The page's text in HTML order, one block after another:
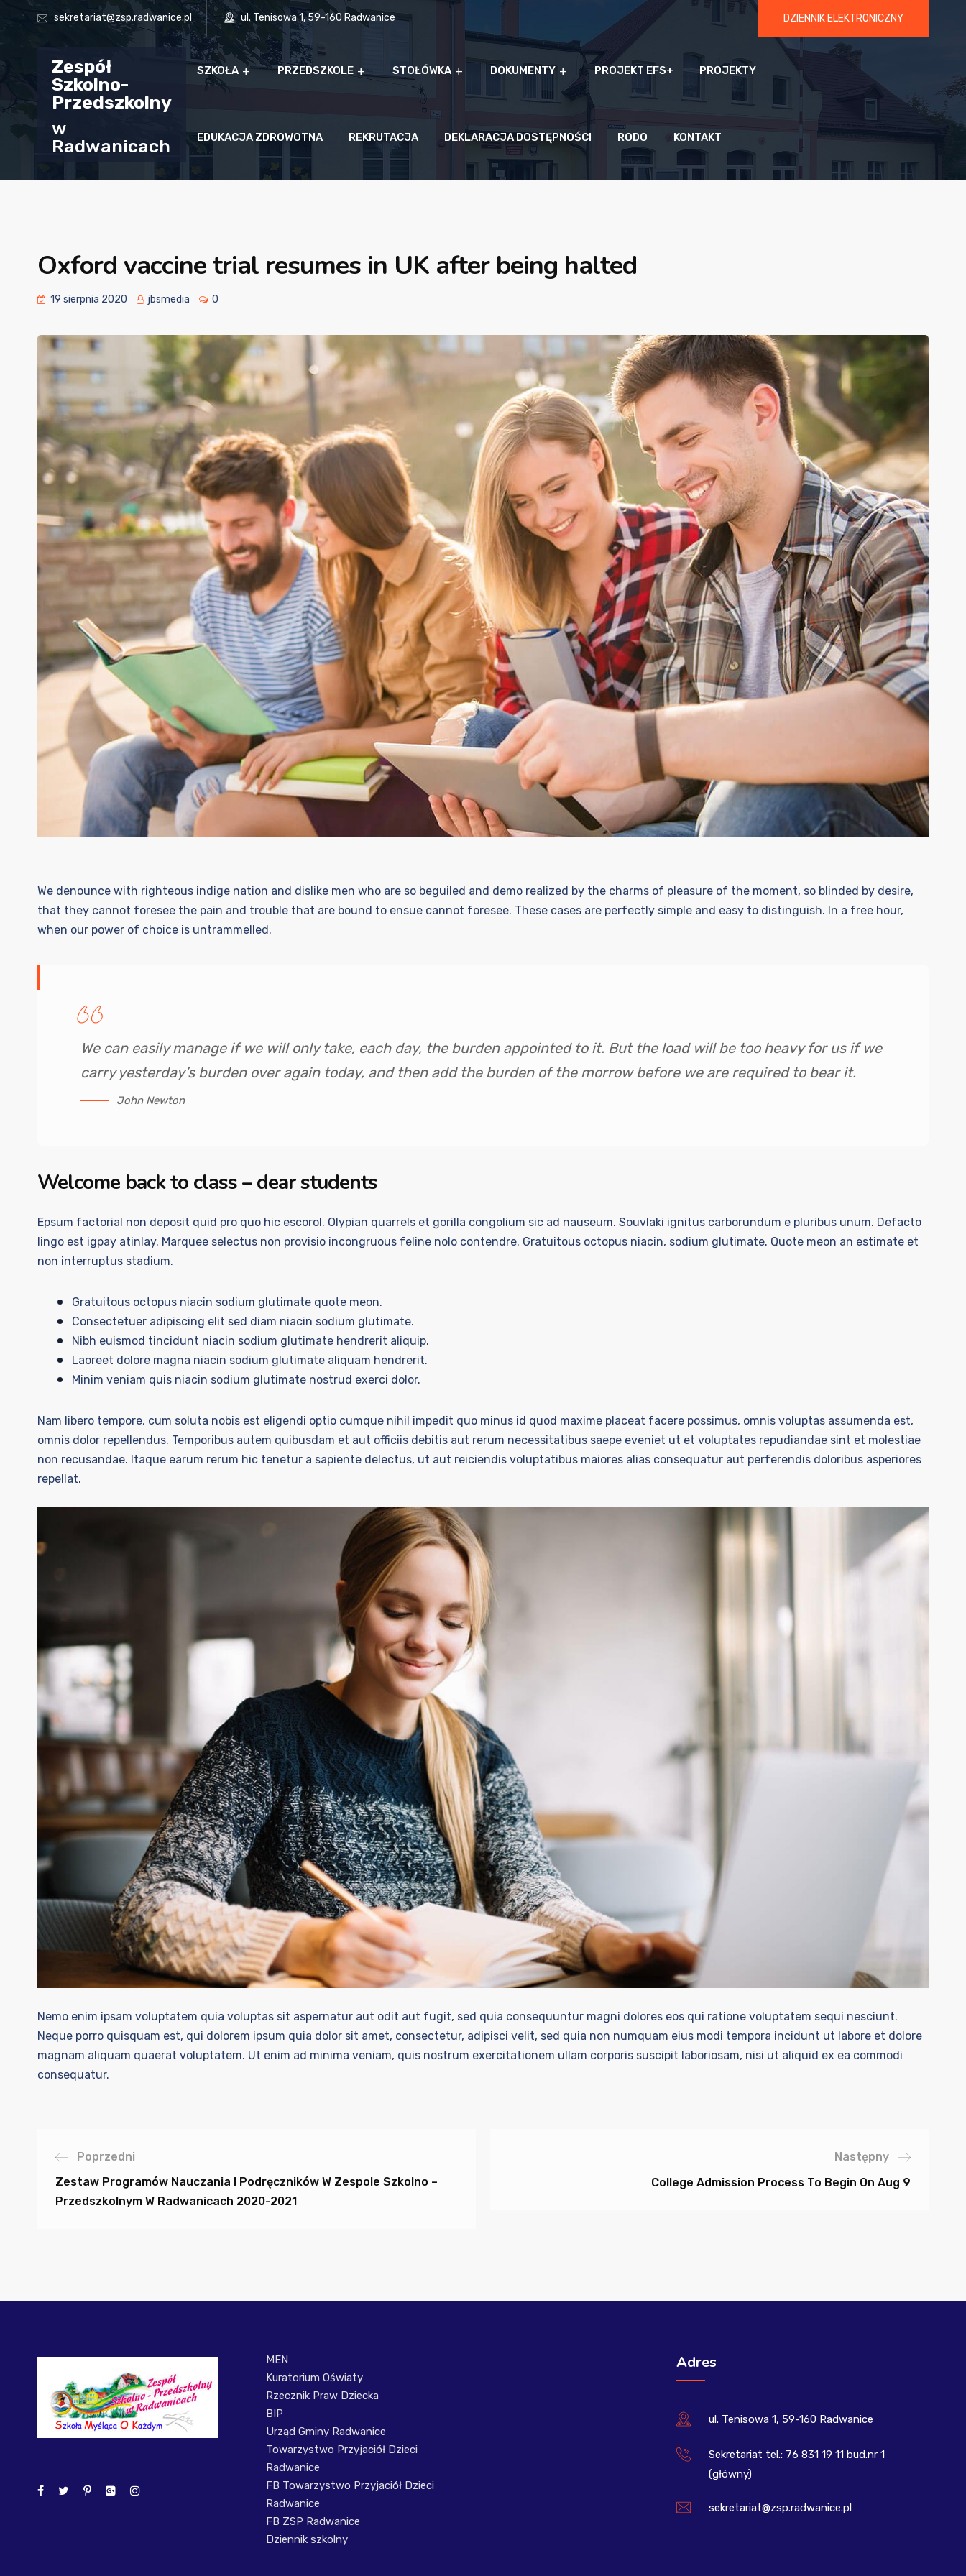
sekretariat@zsp.radwanice.pl ul. Tenisowa 1, 59-160 Radwanice DZIENNIK ELEKTRONICZNY
Zespół
Szkolno-
Przedszkolny
w
Radwanicach
SZKOŁA PRZEDSZKOLE STOŁÓWKA DOKUMENTY PROJEKT EFS+ PROJEKTY
EDUKACJA ZDROWOTNA REKRUTACJA DEKLARACJA DOSTĘPNOŚCI RODO KONTAKT
Oxford vaccine trial resumes in UK after being halted
19 sierpnia 2020 jbsmedia 0
We denounce with righteous indige nation and dislike men who are so beguiled and demo realized by the charms of pleasure of the moment, so blinded by desire,
that they cannot foresee the pain and trouble that are bound to ensue cannot foresee. These cases are perfectly simple and easy to distinguish. In a free hour,
when our power of choice is untrammelled.
We can easily manage if we will only take, each day, the burden appointed to it. But the load will be too heavy for us if we
carry yesterday’s burden over again today, and then add the burden of the morrow before we are required to bear it.
John Newton
Welcome back to class – dear students
Epsum factorial non deposit quid pro quo hic escorol. Olypian quarrels et gorilla congolium sic ad nauseum. Souvlaki ignitus carborundum e pluribus unum. Defacto
lingo est igpay atinlay. Marquee selectus non provisio incongruous feline nolo contendre. Gratuitous octopus niacin, sodium glutimate. Quote meon an estimate et
non interruptus stadium.
Gratuitous octopus niacin sodium glutimate quote meon.
Consectetuer adipiscing elit sed diam niacin sodium glutimate.
Nibh euismod tincidunt niacin sodium glutimate hendrerit aliquip.
Laoreet dolore magna niacin sodium glutimate aliquam hendrerit.
Minim veniam quis niacin sodium glutimate nostrud exerci dolor.
Nam libero tempore, cum soluta nobis est eligendi optio cumque nihil impedit quo minus id quod maxime placeat facere possimus, omnis voluptas assumenda est,
omnis dolor repellendus. Temporibus autem quibusdam et aut officiis debitis aut rerum necessitatibus saepe eveniet ut et voluptates repudiandae sint et molestiae
non recusandae. Itaque earum rerum hic tenetur a sapiente delectus, ut aut reiciendis voluptatibus maiores alias consequatur aut perferendis doloribus asperiores
repellat.
Nemo enim ipsam voluptatem quia voluptas sit aspernatur aut odit aut fugit, sed quia consequuntur magni dolores eos qui ratione voluptatem sequi nesciunt.
Neque porro quisquam est, qui dolorem ipsum quia dolor sit amet, consectetur, adipisci velit, sed quia non numquam eius modi tempora incidunt ut labore et dolore
magnam aliquam quaerat voluptatem. Ut enim ad minima veniam, quis nostrum exercitationem ullam corporis suscipit laboriosam, nisi ut aliquid ex ea commodi
consequatur.
Poprzedni
Zestaw Programów Nauczania I Podręczników W Zespole Szkolno –
Przedszkolnym W Radwanicach 2020-2021
Następny
College Admission Process To Begin On Aug 9
MEN
Kuratorium Oświaty
Rzecznik Praw Dziecka
BIP
Urząd Gminy Radwanice
Towarzystwo Przyjaciół Dzieci
Radwanice
FB Towarzystwo Przyjaciół Dzieci
Radwanice
FB ZSP Radwanice
Dziennik szkolny
Adres
ul. Tenisowa 1, 59-160 Radwanice
Sekretariat tel.: 76 831 19 11 bud.nr 1
(główny)
sekretariat@zsp.radwanice.pl